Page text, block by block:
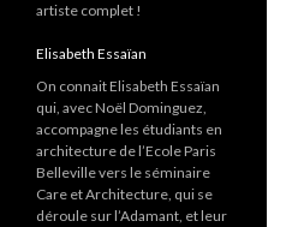
artiste complet !
Elisabeth Essaïan
On connait Elisabeth Essaïan
qui, avec Noël Dominguez,
accompagne les étudiants en
architecture de l’Ecole Paris
Belleville vers le séminaire
Care et Architecture, qui se
déroule sur l’Adamant, et leur